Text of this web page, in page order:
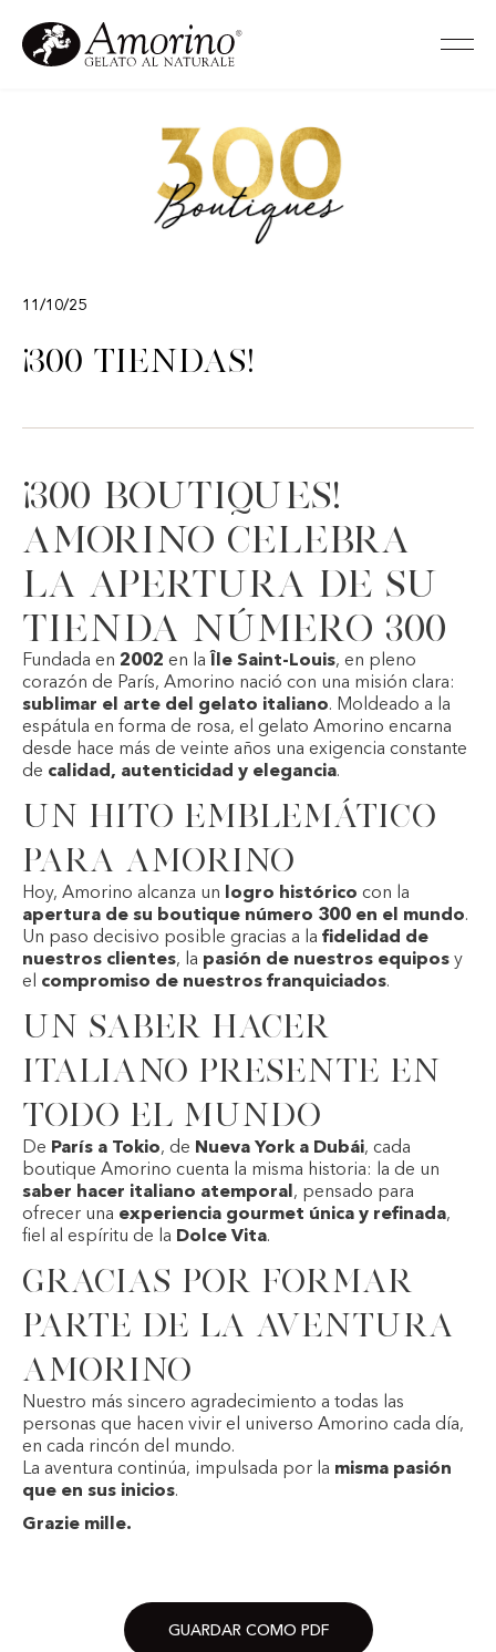
11/10/25
¡300 tiendas!
¡300 boutiques!
Amorino celebra
la apertura de su
tienda número 300
Fundada en 2002 en la Île Saint-Louis, en pleno
corazón de París, Amorino nació con una misión clara:
sublimar el arte del gelato italiano. Moldeado a la
espátula en forma de rosa, el gelato Amorino encarna
desde hace más de veinte años una exigencia constante
de calidad, autenticidad y elegancia.
Un hito emblemático
para Amorino
Hoy, Amorino alcanza un logro histórico con la
apertura de su boutique número 300 en el mundo.
Un paso decisivo posible gracias a la fidelidad de
nuestros clientes, la pasión de nuestros equipos y
el compromiso de nuestros franquiciados.
Un saber hacer
italiano presente en
todo el mundo
De París a Tokio, de Nueva York a Dubái, cada
boutique Amorino cuenta la misma historia: la de un
saber hacer italiano atemporal, pensado para
ofrecer una experiencia gourmet única y refinada,
fiel al espíritu de la Dolce Vita.
Gracias por formar
parte de la aventura
Amorino
Nuestro más sincero agradecimiento a todas las
personas que hacen vivir el universo Amorino cada día,
en cada rincón del mundo.
La aventura continúa, impulsada por la misma pasión
que en sus inicios.
Grazie mille.
GUARDAR COMO PDF